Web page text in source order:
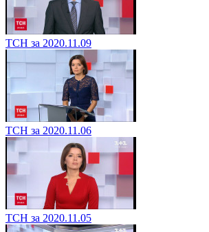
ТСН за 2020.11.09
ТСН за 2020.11.06
ТСН за 2020.11.05